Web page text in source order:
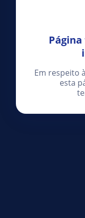
Em respeito
esta